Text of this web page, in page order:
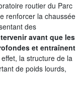
et
routier du Parc
renforcer la chaussée
des
avant que les
et entraînent
effet, la structure de la
de poids lourds,